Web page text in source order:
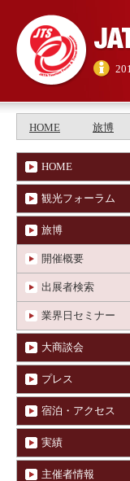
HOME 旅博
HOME
観光フォーラム
旅博
開催概要
出展者検索
業界日セミナー
大商談会
プレス
宿泊・アクセス
実績
主催者情報